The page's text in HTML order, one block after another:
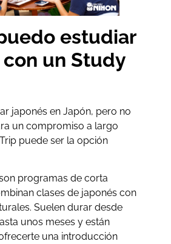
estudiar
un Study
japonés en Japón, pero no
un compromiso a largo
puede ser la opción
programas de corta
clases de japonés con
Suelen durar desde
unos meses y están
una introducción